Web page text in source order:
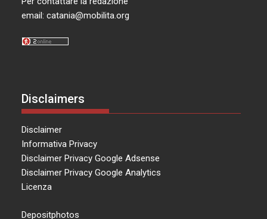
email:catania@mobilita.org
Disclaimers
Disclaimer
Informativa Privacy
Disclaimer Privacy Google Adsense
Disclaimer Privacy Google Analytics
Licenza
Depositphotos